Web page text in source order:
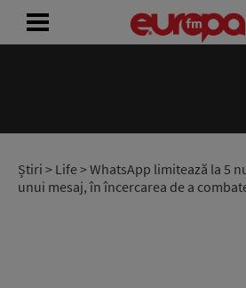
Știri > Life> WhatsApp limitează la 5
unui mesaj, în încercarea de a
RADIO